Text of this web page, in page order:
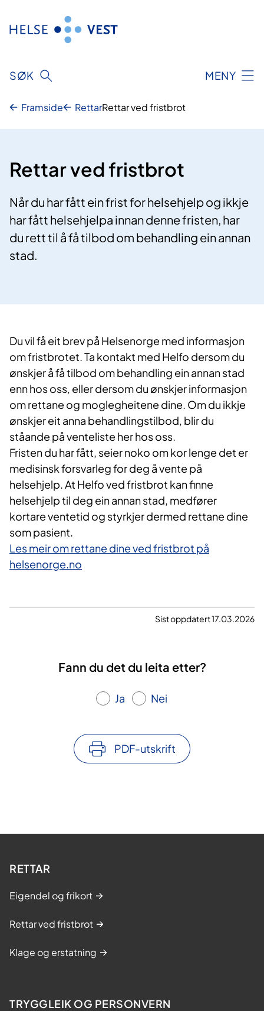
innhald
SØK MENY
Framside RettarRettar ved fristbrot
Rettar ved fristbrot
Når du har fått ein frist for helsehjelp og ikkje
har fått helsehjelpa innan denne fristen, har
du rett til å få tilbod om behandling ein annan
stad.
Du vil få eit brev på Helsenorge med informasjon
om fristbrotet. Ta kontakt med Helfo dersom du
ønskjer å få tilbod om behandling ein annan stad
enn hos oss, eller dersom du ønskjer informasjon
om rettane og moglegheitene dine. Om du ikkje
ønskjer eit anna behandlingstilbod, blir du
ståande på venteliste her hos oss.
​Fristen du har fått, seier noko om kor lenge det er
medisinsk forsvarleg for deg å vente på
helsehjelp. At Helfo ved fristbrot kan finne
helsehjelp til deg ein annan stad, medfører
kortare ventetid og styrkjer dermed rettane dine
som pasient.
Les meir om rettane dine ved fristbrot på
helsenorge.no
Sist oppdatert 17.03.2026
Fann du det du leita etter?
Ja Nei
PDF-utskrift
RETTAR
Eigendel og frikort
Rettar ved fristbrot
Klage og erstatning
TRYGGLEIK OG PERSONVERN